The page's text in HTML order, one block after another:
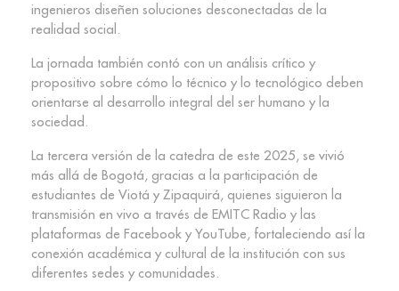
ingenieros diseñen soluciones desconectadas de la
realidad social.
La jornada también contó con un análisis crítico y
propositivo sobre cómo lo técnico y lo tecnológico deben
orientarse al desarrollo integral del ser humano y la
sociedad.
La tercera versión de la catedra de este 2025, se vivió
más allá de Bogotá, gracias a la participación de
estudiantes de Viotá y Zipaquirá, quienes siguieron la
transmisión en vivo a través de EMITC Radio y las
plataformas de Facebook y YouTube, fortaleciendo así la
conexión académica y cultural de la institución con sus
diferentes sedes y comunidades.